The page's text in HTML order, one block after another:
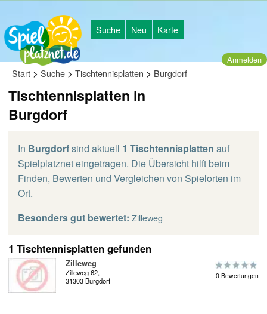
Suche Neu Karte
Anmelden
Start > Suche > Tischtennisplatten > Burgdorf
Tischtennisplatten in
Burgdorf
In Burgdorfsind aktuell 1 Tischtennisplatten auf
Spielplatznet eingetragen. Die Übersicht hilft beim
Finden, Bewerten und Vergleichen von Spielorten im
Ort.
Besonders gut bewertet: Zilleweg
1 Tischtennisplatten gefunden
Zilleweg
Zilleweg 62,
31303 Burgdorf
0 Bewertungen